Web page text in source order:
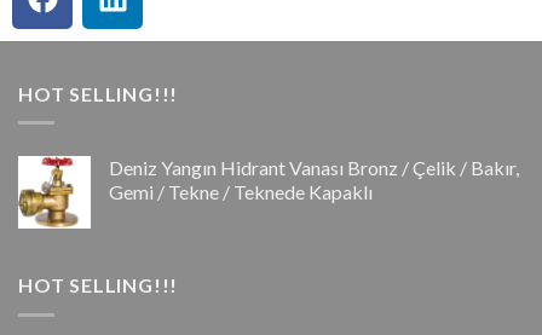
HOT SELLING!!!
Deniz Yangın Hidrant Vanası Bronz / Çelik / Bakır,
Gemi / Tekne / Teknede Kapaklı
HOT SELLING!!!